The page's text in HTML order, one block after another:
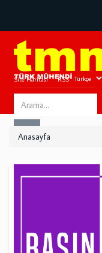
Site Haritası RSS Bize
Search
this
Anasayfa